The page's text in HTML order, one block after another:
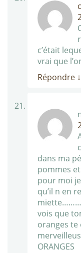
c’était
vrai que
Répondre ↓
dans ma
pommes
pour moi
qu’il n en
vois que
oranges te
ORANGES